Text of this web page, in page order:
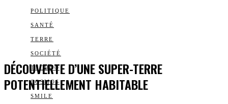
POLITIQUE
SANTÉ
TERRE
SOCIÉTÉ
TECHNO
COSMOS
SMILE
DÉCOUVERTE D’UNE SUPER-TERRE
POTENTIELLEMENT HABITABLE